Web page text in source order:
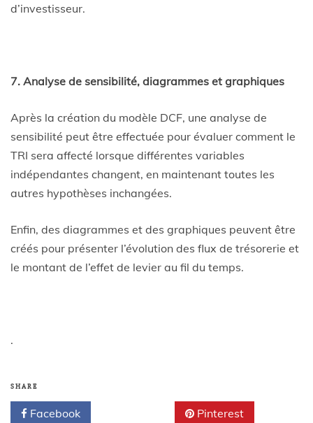
d’investisseur.
7. Analyse de sensibilité, diagrammes et graphiques
Après la création du modèle DCF, une analyse de
sensibilité peut être effectuée pour évaluer comment le
TRI sera affecté lorsque différentes variables
indépendantes changent, en maintenant toutes les
autres hypothèses inchangées.
Enfin, des diagrammes et des graphiques peuvent être
créés pour présenter l’évolution des flux de trésorerie et
le montant de l’effet de levier au fil du temps.
.
SHARE
Facebook Pinterest